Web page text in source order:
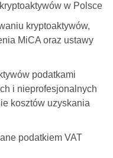
w Polsce
kryptoaktywów,
MiCA oraz ustawy
podatkami
i nieprofesjonalnych
kosztów uzyskania
podatkiem VAT